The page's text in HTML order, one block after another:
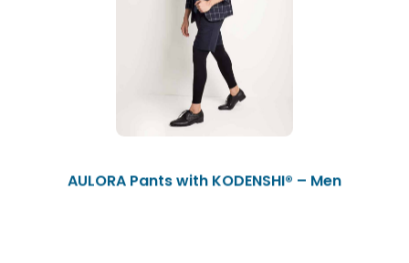
AULORA Pants with KODENSHI® – Men